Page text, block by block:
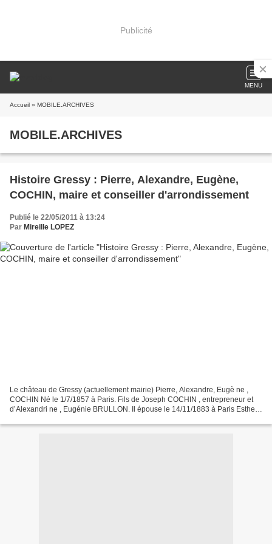
Publicité
MENU
Accueil » MOBILE.ARCHIVES
MOBILE.ARCHIVES
Histoire Gressy : Pierre, Alexandre, Eugène,
COCHIN, maire et conseiller d'arrondissement
Publié le 22/05/2011 à 13:24
Par Mireille LOPEZ
Le château de Gressy (actuellement mairie) Pierre, Alexandre, Eugè ne ,
COCHIN Né le 1/7/1857 à Paris. Fils de Joseph COCHIN , entrepreneur et
d’Alexandri ne , Eugénie BRULLON. Il épouse le 14/11/1883 à Paris Esther,